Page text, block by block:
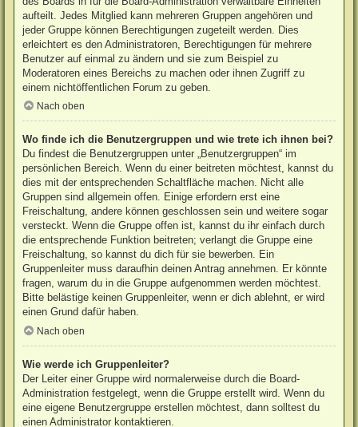
aufteilt. Jedes Mitglied kann mehreren Gruppen angehören und
jeder Gruppe können Berechtigungen zugeteilt werden. Dies
erleichtert es den Administratoren, Berechtigungen für mehrere
Benutzer auf einmal zu ändern und sie zum Beispiel zu
Moderatoren eines Bereichs zu machen oder ihnen Zugriff zu
einem nichtöffentlichen Forum zu geben.
Nach oben
Wo finde ich die Benutzergruppen und wie trete ich ihnen bei?
Du findest die Benutzergruppen unter „Benutzergruppen“ im
persönlichen Bereich. Wenn du einer beitreten möchtest, kannst du
dies mit der entsprechenden Schaltfläche machen. Nicht alle
Gruppen sind allgemein offen. Einige erfordern erst eine
Freischaltung, andere können geschlossen sein und weitere sogar
versteckt. Wenn die Gruppe offen ist, kannst du ihr einfach durch
die entsprechende Funktion beitreten; verlangt die Gruppe eine
Freischaltung, so kannst du dich für sie bewerben. Ein
Gruppenleiter muss daraufhin deinen Antrag annehmen. Er könnte
fragen, warum du in die Gruppe aufgenommen werden möchtest.
Bitte belästige keinen Gruppenleiter, wenn er dich ablehnt, er wird
einen Grund dafür haben.
Nach oben
Wie werde ich Gruppenleiter?
Der Leiter einer Gruppe wird normalerweise durch die Board-
Administration festgelegt, wenn die Gruppe erstellt wird. Wenn du
eine eigene Benutzergruppe erstellen möchtest, dann solltest du
einen Administrator kontaktieren.